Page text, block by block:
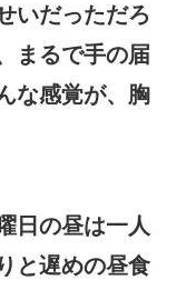
いだっただろ
まるで手の届
な感覚が、胸
日の昼は一人
と遅めの昼食